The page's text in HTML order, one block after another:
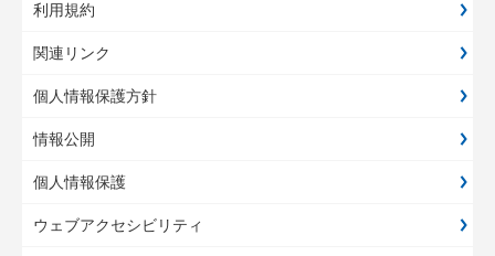
利用規約
関連リンク
個人情報保護方針
情報公開
個人情報保護
ウェブアクセシビリティ